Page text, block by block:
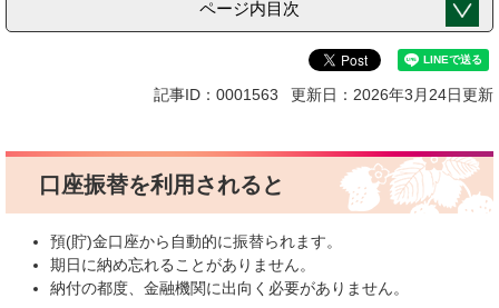
ページ内目次
記事ID：0001563 更新日：2026年3月24日更新
口座振替を利用されると
預(貯)金口座から自動的に振替られます。
期日に納め忘れることがありません。
納付の都度、金融機関に出向く必要がありません。